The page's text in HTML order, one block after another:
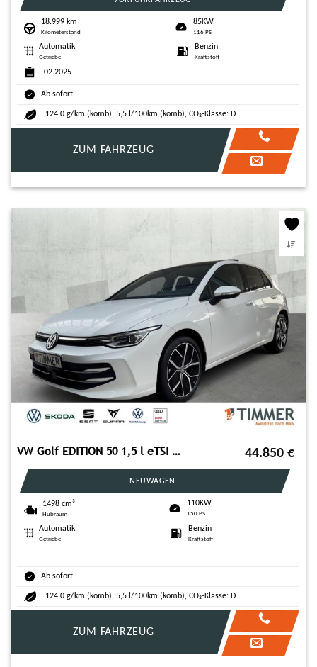
18.999 km
Kilometerstand
85KW
116 PS
Automatik
Getriebe
Benzin
Kraftstoff
02.2025
Ab sofort
124.0 g/km (komb), 5,5 l/100km (komb), CO₂-Klasse: D
ZUM FAHRZEUG
VW Golf EDITION 50 1,5 l eTSI OPF 110 kW (150 PS) 7 44.850 €
NEUWAGEN
1498 cm³
Hubraum
110KW
150 PS
Automatik
Getriebe
Benzin
Kraftstoff
Ab sofort
124.0 g/km (komb), 5,5 l/100km (komb), CO₂-Klasse: D
ZUM FAHRZEUG